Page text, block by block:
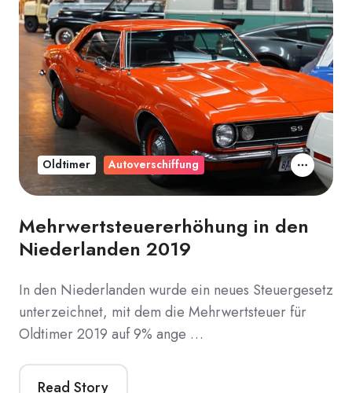
Mehrwertsteuererhöhung in den
Niederlanden 2019
In den Niederlanden wurde ein neues Steuergesetz
unterzeichnet, mit dem die Mehrwertsteuer für
Oldtimer 2019 auf 9% ange …
Read Story
Oldtimer Autoverschiffung